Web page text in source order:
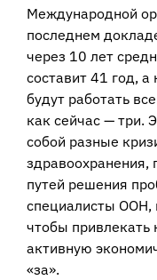
Международной
последнем
через 10 лет
составит 41 год, а
будут работать
как сейчас — три.
собой разные
здравоохранения,
путей решения
специалисты ООН,
чтобы привлекать
активную
«за».